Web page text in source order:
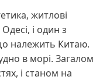
житлові
і один з
належить Китаю.
в морі. Загалом
і станом на